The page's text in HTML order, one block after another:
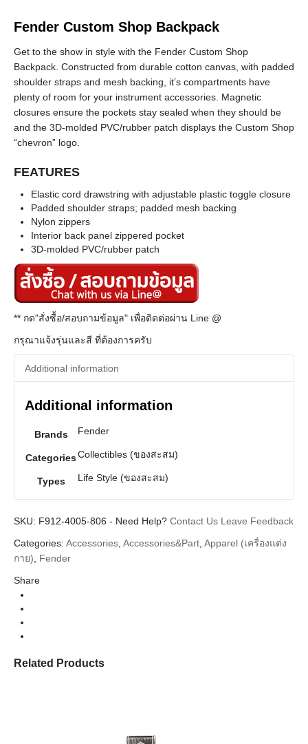
Fender Custom Shop Backpack
Get to the show in style with the Fender Custom Shop
Backpack. Constructed from durable cotton canvas, with padded
shoulder straps and mesh backing, it’s compartments have
plenty of room for your instrument accessories. Magnetic
closures ensure the pockets stay sealed when they should be
and the 3D-molded PVC/rubber patch displays the Custom Shop
“chevron” logo.
FEATURES
Elastic cord drawstring with adjustable plastic toggle closure
Padded shoulder straps; padded mesh backing
Nylon zippers
Interior back panel zippered pocket
3D-molded PVC/rubber patch
** กด"สั่งซื้อ/สอบถามข้อมูล" เพื่อติดต่อผ่าน Line @
กรุณาแจ้งรุ่นและสี ที่ต้องการครับ
Additional information
Additional information
Brands Fender
CategoriesCollectibles (ของสะสม)
Types Life Style (ของสะสม)
SKU: F912-4005-806 - Need Help? Contact Us Leave Feedback
Categories: Accessories Accessories&Part Apparel (เครื่องแต่ง
กาย)
Fender
Share
Related Products